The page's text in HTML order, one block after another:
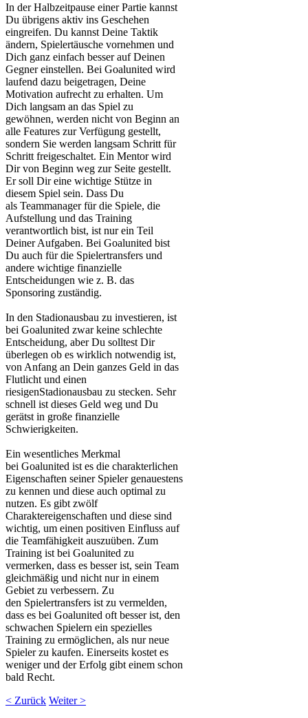
In derHalbzeitpause einer Partie kannst
Du übrigens aktiv ins Geschehen
eingreifen. Du kannst Deine Taktik
ändern, Spielertäusche vornehmen und
Dich ganz einfach besser auf Deinen
Gegner einstellen. Bei Goalunited wird
laufend dazu beigetragen, Deine
Motivation aufrecht zu erhalten. Um
Dich langsam an das Spiel zu
gewöhnen, werden nicht von Beginn an
alle Features zur Verfügung gestellt,
sondern Sie werden langsam Schritt für
Schritt freigeschaltet. Ein Mentor wird
Dir von Beginn weg zur Seite gestellt.
Er soll Dir eine wichtige Stütze in
diesem Spiel sein. Dass Du
als Teammanagerfür die Spiele, die
Aufstellung und das Training
verantwortlich bist, ist nur ein Teil
Deiner Aufgaben. Bei Goalunited bist
Du auch für die Spielertransfers und
andere wichtige finanzielle
Entscheidungen wie z. B. das
Sponsoring zuständig.
In den Stadionausbau zu investieren, ist
bei Goalunited zwar keine schlechte
Entscheidung, aber Du solltest Dir
überlegen ob es wirklich notwendig ist,
von Anfang an Dein ganzes Geld in das
Flutlicht und einen
riesigenStadionausbau zu stecken. Sehr
schnell ist dieses Geld weg und Du
gerätst in große finanzielle
Schwierigkeiten.
Ein wesentliches Merkmal
bei Goalunited ist es die charakterlichen
Eigenschaften seiner Spieler genauestens
zu kennen und diese auch optimal zu
nutzen. Es gibt zwölf
Charaktereigenschaften und diese sind
wichtig, um einen positiven Einfluss auf
die Teamfähigkeit auszuüben. Zum
Training ist bei Goalunited zu
vermerken, dass es besser ist, sein Team
gleichmäßig und nicht nur in einem
Gebiet zu verbessern. Zu
den Spielertransfers ist zu vermelden,
dass es bei Goalunited oft besser ist, den
schwachen Spielern ein spezielles
Training zu ermöglichen, als nur neue
Spieler zu kaufen. Einerseits kostet es
weniger und der Erfolg gibt einem schon
bald Recht.
< Zurück Weiter >